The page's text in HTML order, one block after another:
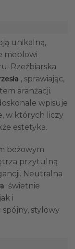
unikalną,
meblowi
Rzeźbiarska
, sprawiając,
aranżacji.
wpisuje
w których liczy
estetyka.
beżowym
przytulną
Neutralna
świetnie
i
spójny, stylowy